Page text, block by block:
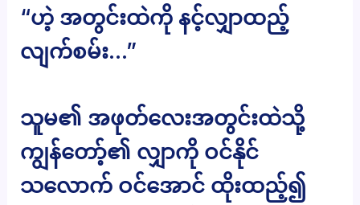
“ဟဲ့ အတွင်းထဲကို နင့်လျှာထည့်
လျက်စမ်း…”
သူမ၏ အဖုတ်လေးအတွင်းထဲသို့
ကျွန်တော့်၏ လျှာကို ဝင်နိုင်
သလောက် ဝင်အောင် ထိုးထည့်၍